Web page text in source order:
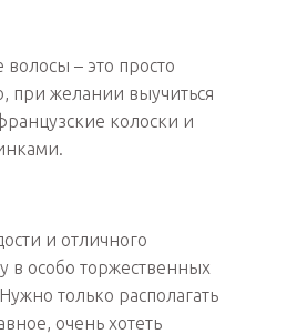
– это просто
при желании выучиться
колоски и
и отличного
в особо торжественных
только располагать
очень хотеть